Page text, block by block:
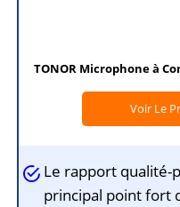
TONOR Microphone à
Voir Le
Le rapport qualité-
principal point fort